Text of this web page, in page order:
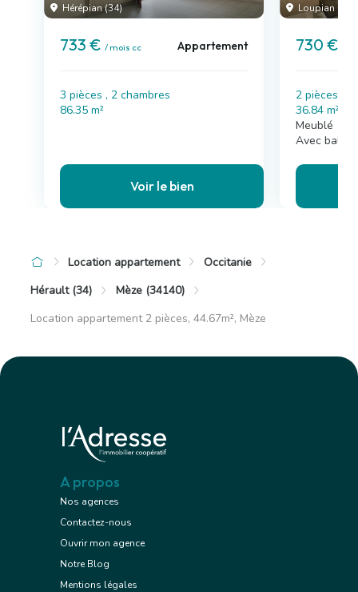
Hérépian (34)
733 € / mois cc Appartement
3 pièces , 2 chambres
86.35 m²
Voir le bien
Loupian (34)
730 €
2 pièces , 1
36.84 m²
Meublé
Avec balcon
Location appartement
Occitanie
Hérault (34)
Mèze (34140)
Location appartement 2 pièces, 44.67m², Mèze
A propos
Nos agences
Contactez-nous
Ouvrir mon agence
Notre Blog
Mentions légales